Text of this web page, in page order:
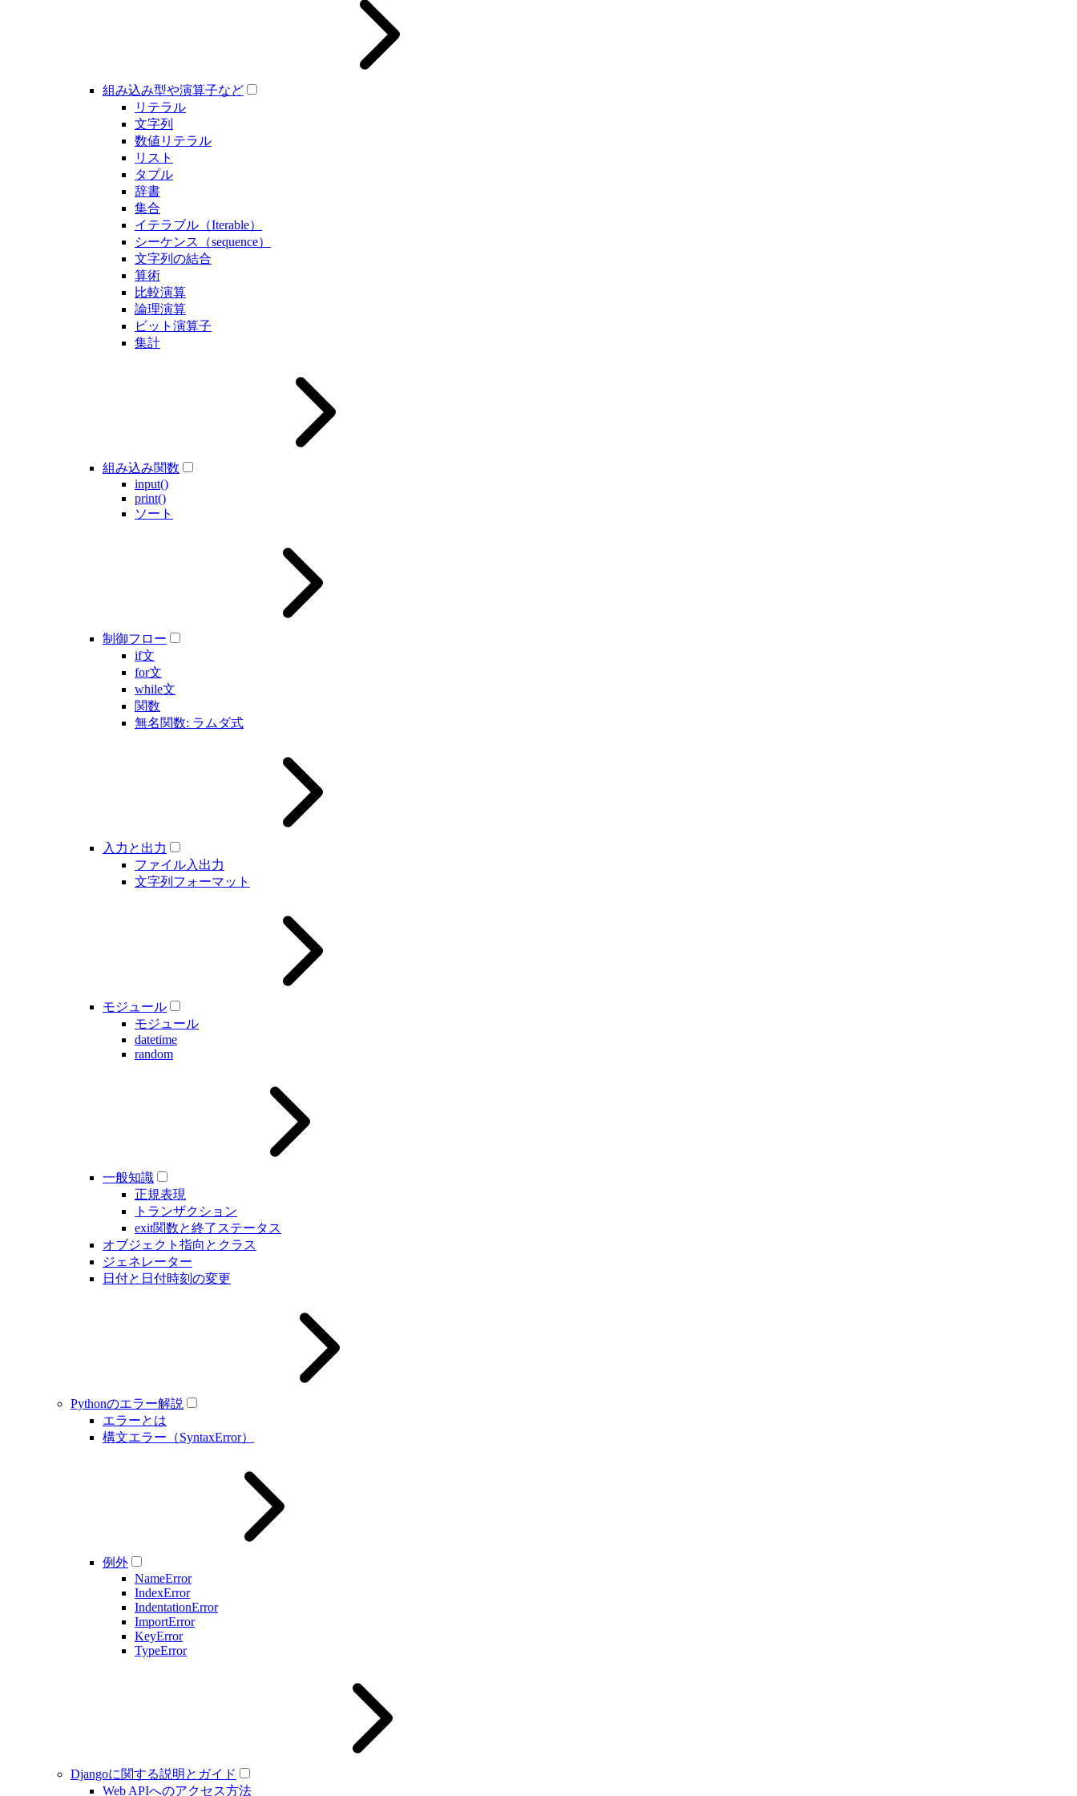
組み込み型や演算子など
リテラル
文字列
数値リテラル
リスト
タプル
辞書
集合
イテラブル（Iterable）
シーケンス（sequence）
文字列の結合
算術
比較演算
論理演算
ビット演算子
集計
組み込み関数
input()
print()
ソート
制御フロー
if文
for文
while文
関数
無名関数: ラムダ式
入力と出力
ファイル入出力
文字列フォーマット
モジュール
モジュール
datetime
random
一般知識
正規表現
トランザクション
exit関数と終了ステータス
オブジェクト指向とクラス
ジェネレーター
日付と日付時刻の変更
Pythonのエラー解説
エラーとは
構文エラー（SyntaxError）
例外
NameError
IndexError
IndentationError
ImportError
KeyError
TypeError
Djangoに関する説明とガイド
Web APIへのアクセス方法